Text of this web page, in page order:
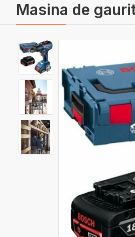
Masina de